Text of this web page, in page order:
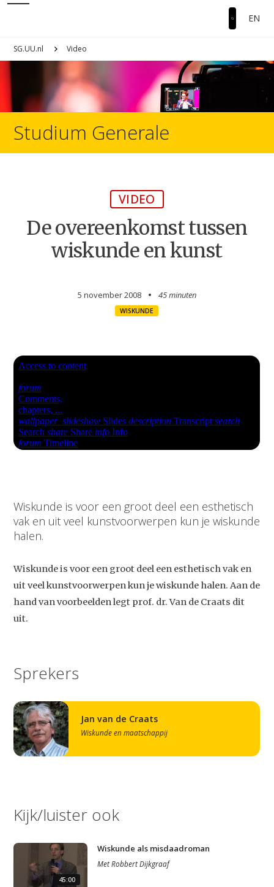
EN
SG.UU.nl Video
Studium Generale
VIDEO
De overeenkomst tussen
wiskunde en kunst
5 november 2008 45 minuten
WISKUNDE
Wiskunde is voor een groot deel een esthetisch
vak en uit veel kunstvoorwerpen kun je wiskunde
halen.
Wiskunde is voor een groot deel een esthetisch vak en
uit veel kunstvoorwerpen kun je wiskunde halen. Aan de
hand van voorbeelden legt prof. dr. Van de Craats dit
uit.
Sprekers
Jan van de Craats
Wiskunde en maatschappij
Kijk/luister ook
45:00
Wiskunde als misdaadroman
MetRobbert Dijkgraaf